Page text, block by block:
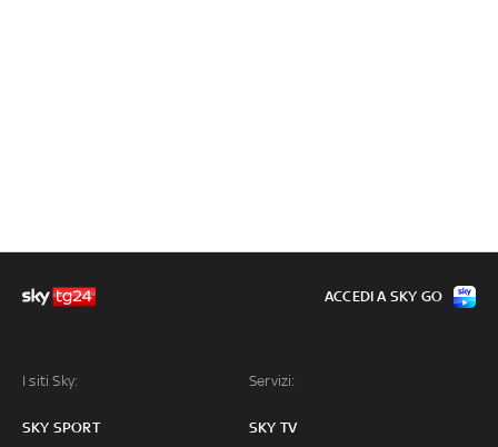
I siti Sky:
SKY SPORT
Servizi:
SKY TV
ACCEDI A SKY GO